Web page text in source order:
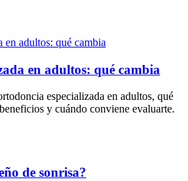
en adultos: qué cambia
especializada en adultos, qué
y cuándo conviene evaluarte.
de sonrisa?